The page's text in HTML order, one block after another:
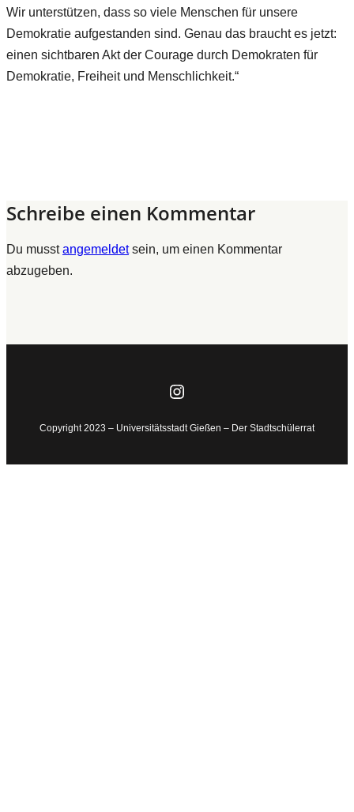
Wir unterstützen, dass so viele Menschen für unsere
Demokratie aufgestanden sind. Genau das braucht es jetzt:
einen sichtbaren Akt der Courage durch Demokraten für
Demokratie, Freiheit und Menschlichkeit.“
Schreibe einen Kommentar
Du musstangemeldetsein, um einen Kommentar
abzugeben.
Instagram
Copyright 2023 – Universitätsstadt Gießen – Der Stadtschülerrat